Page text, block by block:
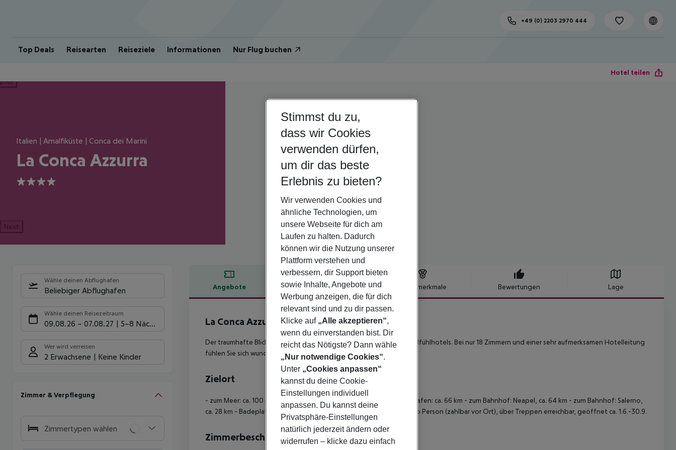
Top Deals Reisearten Reiseziele Informationen Nur Flug buchen
+49 (0) 2203 2970 444
Hotel teilen
Italien | Amalfiküste | Conca dei Marini
La Conca Azzurra
4
Next
Wähle deinen Abflughafen
Beliebiger Abflughafen
Wähle deinen Reisezeitraum
09.08.26 – 07.08.27 5-8 Nächte
Wer wird verreisen
2 Erwachsene Keine Kinder
Zimmer & Verpflegung
Zimmertypen wählen
Angebote Hotelbeschreibung Hotelmerkmale Bewertungen Lage
Hotelbeschreibung
La Conca Azzurra
4
Der traumhafte Blick direkt auf Capri ist nur ein Highlight dieses Wohlfühlhotels. Bei nur 18 Zimmern und einer sehr aufmerksamen Hotelleitung
fühlen Sie sich wunderbar familiär aufgehoben.
Zielort
- zum Meer: ca. 100 m - zum Ortszentrum: Amalfi, ca. 5 km - zum Flughafen: ca. 66 km - zum Bahnhof: Neapel, ca. 64 km - zum Bahnhof: Salerno,
ca. 28 km - Badeplateau mit Liegen (kostenpflichtig): Eintritt € 20 pro Person (zahlbar vor Ort), über Treppen erreichbar, geöffnet ca. 1.6.-30.9.
Zimmerbeschreibung
Stimmst du zu,
dass wir Cookies
verwenden dürfen,
um dir das beste
Erlebnis zu bieten?
Wir verwenden Cookies und
ähnliche Technologien, um
unsere Webseite für dich am
Laufen zu halten. Dadurch
können wir die Nutzung unserer
Plattform verstehen und
verbessern, dir Support bieten
sowie Inhalte, Angebote und
Werbung anzeigen, die für dich
relevant sind und zu dir passen.
Klicke auf „Alle akzeptieren“,
wenn du einverstanden bist. Dir
reicht das Nötigste? Dann wähle
„Nur notwendige Cookies“.
Unter „Cookies anpassen“
kannst du deine Cookie-
Einstellungen individuell
anpassen. Du kannst deine
Privatsphäre-Einstellungen
natürlich jederzeit ändern oder
widerrufen – klicke dazu einfach